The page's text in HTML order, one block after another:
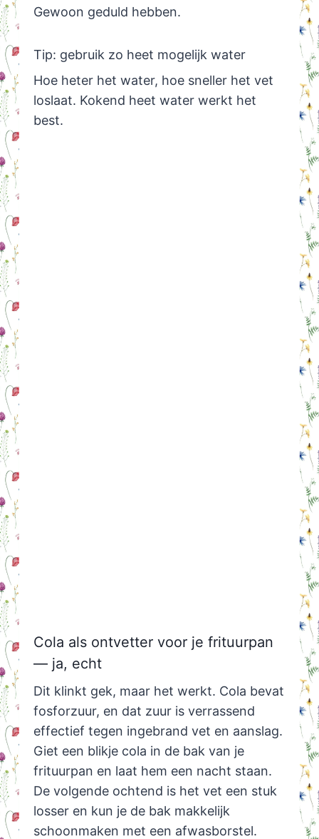
Gewoon geduld hebben.
Tip: gebruik zo heet mogelijk water
Hoe heter het water, hoe sneller het vet
loslaat. Kokend heet water werkt het
best.
Cola als ontvetter voor je frituurpan
— ja, echt
Dit klinkt gek, maar het werkt. Cola bevat
fosforzuur, en dat zuur is verrassend
effectief tegen ingebrand vet en aanslag.
Giet een blikje cola in de bak van je
frituurpan en laat hem een nacht staan.
De volgende ochtend is het vet een stuk
losser en kun je de bak makkelijk
schoonmaken met een afwasborstel.